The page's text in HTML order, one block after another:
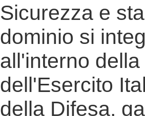
Sicurezza e
dominio si
all'interno
dell'Esercito
della Difesa,